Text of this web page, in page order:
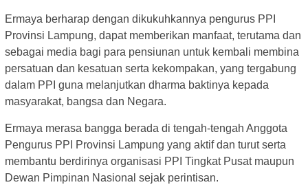
Ermaya berharap dengan dikukuhkannya pengurus PPI
Provinsi Lampung, dapat memberikan manfaat, terutama dan
sebagai media bagi para pensiunan untuk kembali membina
persatuan dan kesatuan serta kekompakan, yang tergabung
dalam PPI guna melanjutkan dharma baktinya kepada
masyarakat, bangsa dan Negara.
Ermaya merasa bangga berada di tengah-tengah Anggota
Pengurus PPI Provinsi Lampung yang aktif dan turut serta
membantu berdirinya organisasi PPI Tingkat Pusat maupun
Dewan Pimpinan Nasional sejak perintisan.